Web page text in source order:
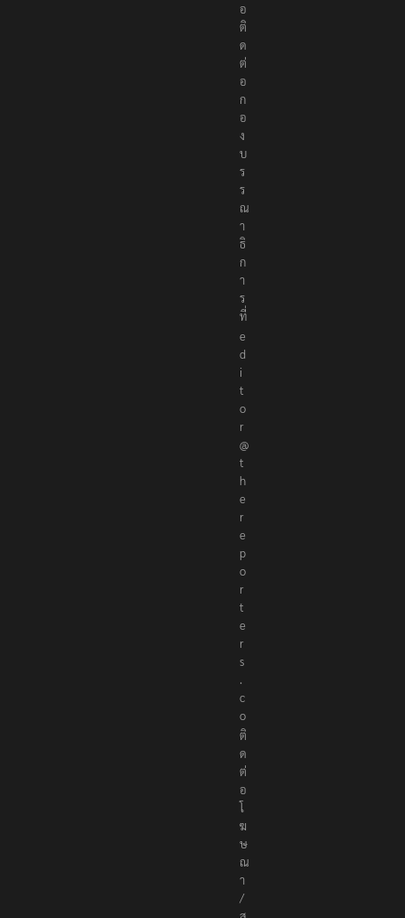
อ
ติ
ด
ต่
อ
ก
อ
ง
บ
ร
ร
ณ
า
ธิ
ก
า
ร
ที่
e
d
i
t
o
r
@
t
h
e
r
e
p
o
r
t
e
r
s
.
c
o
ติ
ด
ต่
อ
โ
ฆ
ษ
ณ
า
/